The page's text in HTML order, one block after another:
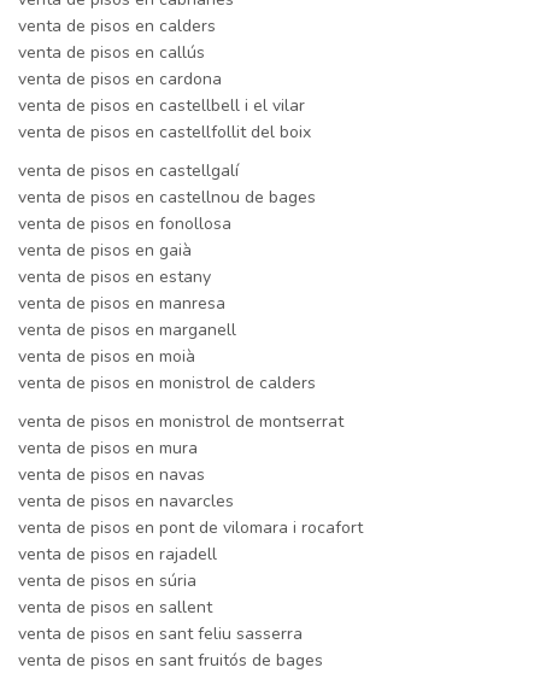
venta de pisos en calders
venta de pisos en callús
venta de pisos en cardona
venta de pisos en castellbell i el vilar
venta de pisos en castellfollit del boix
venta de pisos en castellgalí
venta de pisos en castellnou de bages
venta de pisos en fonollosa
venta de pisos en gaià
venta de pisos en estany
venta de pisos en manresa
venta de pisos en marganell
venta de pisos en moià
venta de pisos en monistrol de calders
venta de pisos en monistrol de montserrat
venta de pisos en mura
venta de pisos en navas
venta de pisos en navarcles
venta de pisos en pont de vilomara i rocafort
venta de pisos en rajadell
venta de pisos en súria
venta de pisos en sallent
venta de pisos en sant feliu sasserra
venta de pisos en sant fruitós de bages